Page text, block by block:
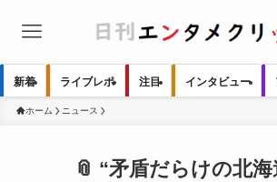
新着 ライブレポ 注目 インタビュー
ホーム ニュース
📎 “矛盾だらけの北